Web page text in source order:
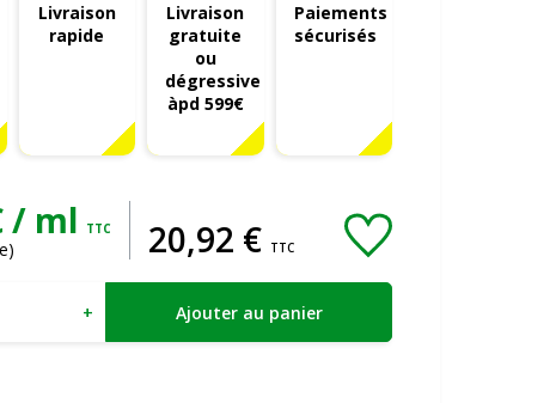
Livraison
rapide
Livraison
gratuite
ou
dégressive
àpd 599€
Paiements
sécurisés
/ ml TTC 20,92 € TTC
+ Ajouter au panier